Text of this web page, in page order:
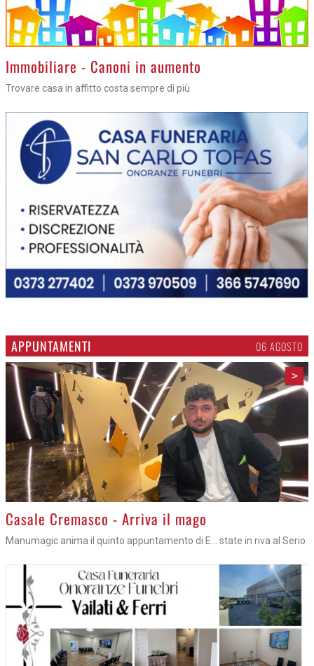
>Immobiliare - Canoni in aumento
Trovare casa in affitto costa sempre di più
APPUNTAMENTI 06 AGOSTO
>
Casale Cremasco - Arriva il mago
Manumagic anima il quinto appuntamento di E... state in riva al Serio